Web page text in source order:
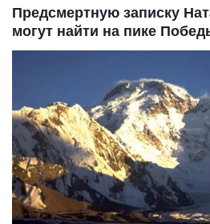
Предсмертную записку
могут найти на пике